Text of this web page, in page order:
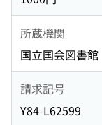
所蔵機関
国立国会図書館
請求記号
Y84-L62599